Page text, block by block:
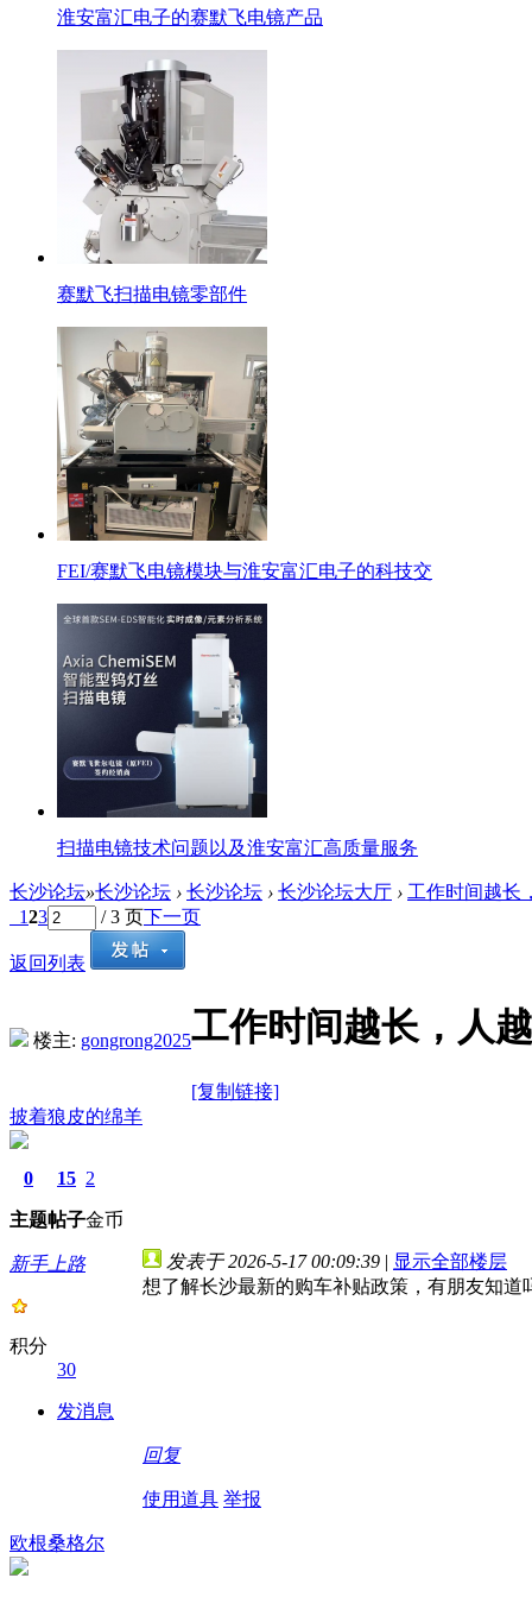
淮安富汇电子的赛默飞电镜产品
赛默飞扫描电镜零部件
FEI/赛默飞电镜模块与淮安富汇电子的科技交
扫描电镜技术问题以及淮安富汇高质量服务
长沙论坛»长沙论坛 › 长沙论坛 › 长沙论坛大厅 › 工作时间越长
123 / 3 页下一页
返回列表
楼主: gongrong2025工作时间越长，人
[复制链接]
披着狼皮的绵羊
0
主题
15
帖子
2
金币
新手上路
积分
30
发消息
发表于 2026-5-17 00:09:39 | 显示全部楼层
想了解长沙最新的购车补贴政策，有朋友知道
回复
使用道具 举报
欧根桑格尔